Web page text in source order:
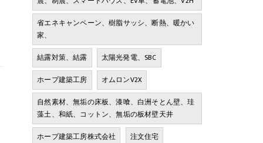
省エネキャンペーン、樹脂サッシ、断熱、暖かい
家、
結露対策、結露
太陽光発電、SBC
ホープ建築工房
オムロンV2X
自然素材、無垢の床板、漆喰、白洲そとん壁、珪
藻土、和紙、コットン、無垢の板材壁天井
ホープ建築工房株式会社
注文住宅